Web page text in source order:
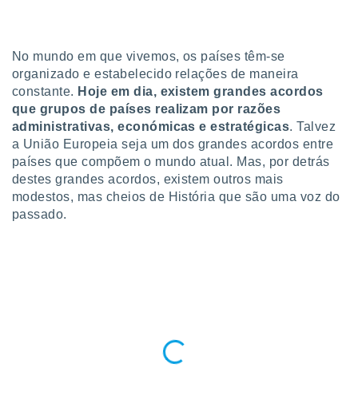
com
Pode
na nossa
e
a
cookies
parte
No mundo em que vivemos, os países têm-se
organizado e estabelecido relações de maneira
constante. Hoje em dia, existem grandes acordos
que grupos de países realizam por razões
administrativas, económicas e estratégicas. Talvez
a União Europeia seja um dos grandes acordos entre
países que compõem o mundo atual. Mas, por detrás
destes grandes acordos, existem outros mais
modestos, mas cheios de História que são uma voz do
passado.